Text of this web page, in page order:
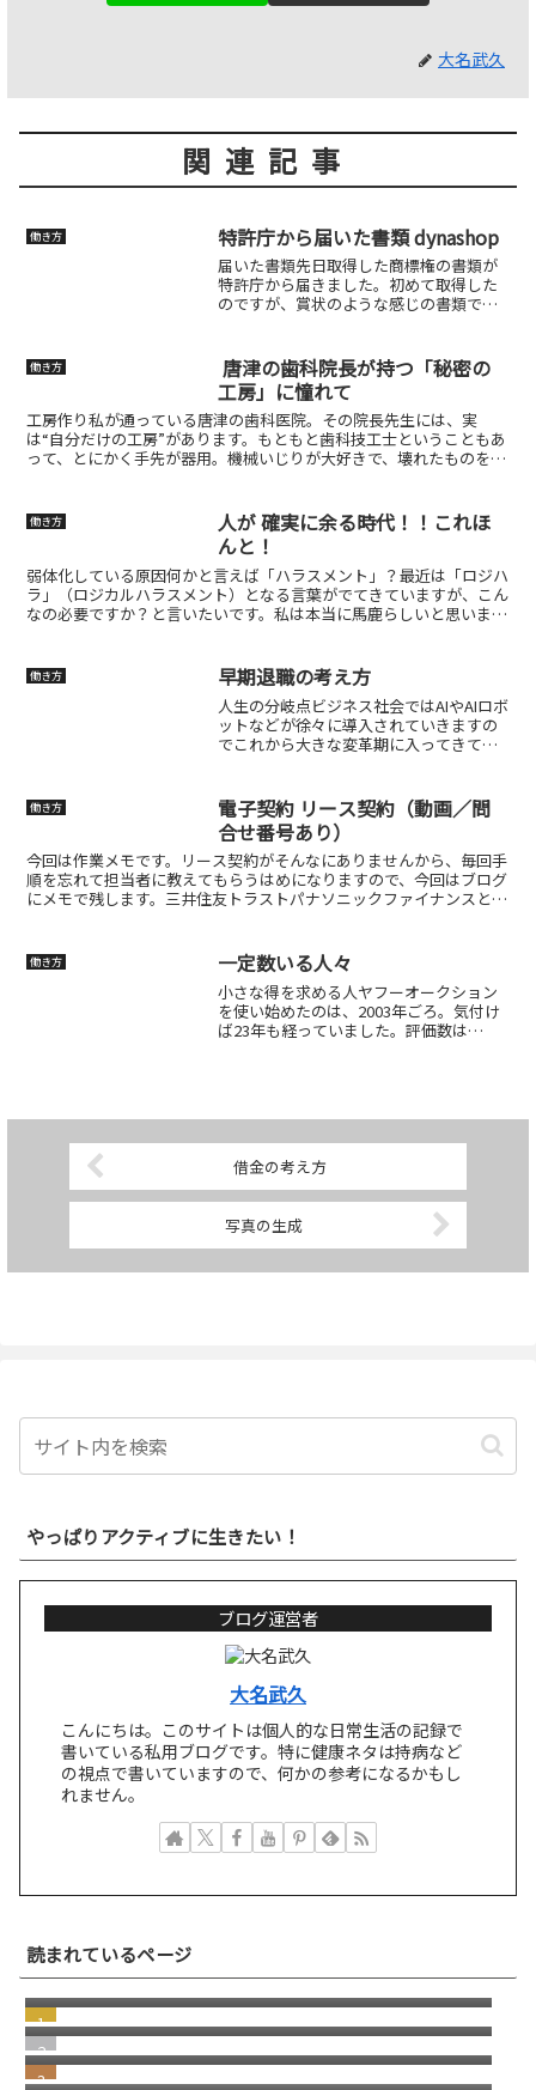
大名武久
関連記事
働き方 特許庁から届いた書類 dynashop
届いた書類先日取得した商標権の書類が
特許庁から届きました。初めて取得した
のですが、賞状のような感じの書類でし
く商品が作れるって良いですね。何でも
やってみることです。以上
働き方
️ 唐津の歯科院長が持つ「秘密の
工房」に憧れて
工房作り私が通っている唐津の歯科医院。その院長先生には、実
は“自分だけの工房”があります。もともと歯科技工士ということもあ
って、とにかく手先が器用。機械いじりが大好きで、壊れたものを何
働き方
人が 確実に余る時代！！これほ
んと！
弱体化している原因何かと言えば「ハラスメント」？最近は「ロジハ
ラ」（ロジカルハラスメント）となる言葉がでてきていますが、こん
なの必要ですか？と言いたいです。私は本当に馬鹿らしいと思いま
働き方 早期退職の考え方
人生の分岐点ビジネス社会ではAIやAIロボ
ットなどが徐々に導入されていきますの
でこれから大きな変革期に入ってきてま
れない時代がくるのです。今回はこれが
テーマです。私は3...
働き方
電子契約 リース契約（動画／問
合せ番号あり）
今回は作業メモです。リース契約がそんなにありませんから、毎回手
順を忘れて担当者に教えてもらうはめになりますので、今回はブログ
にメモで残します。三井住友トラストパナソニックファイナンスとの
働き方 一定数いる人々
小さな得を求める人ヤフーオークション
を使い始めたのは、2003年ごろ。気付け
ば23年も経っていました。評価数は
借金の考え方
写真の生成
やっぱりアクティブに生きたい！
ブログ運営者
大名武久
こんにちは。このサイトは個人的な日常生活の記録で
書いている私用ブログです。特に健康ネタは持病など
の視点で書いていますので、何かの参考になるかもし
れません。
読まれているページ
突然届いた"Paris付近で新しいデバイスから
先ほどログインしましたか？"という引っか
けスパムメール
若い頃の失敗が、今の自分を助けてくれる瞬
間
windows11 への切り替え Becky2 メール 設定
の移行
日本にはパソコン修理店が多いという話